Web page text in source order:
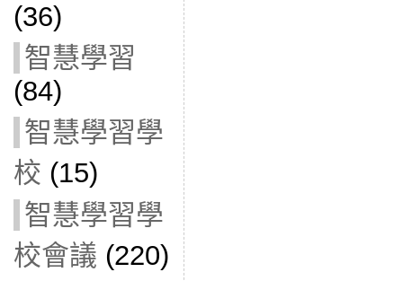
(36)
智慧學習
(84)
智慧學習學
校 (15)
智慧學習學
校會議 (220)